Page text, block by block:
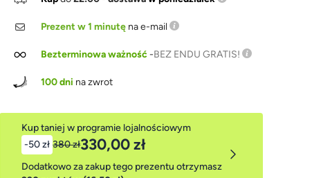
Prezent w 1 minutę na e-mail
Bezterminowa ważność-BEZ ENDU GRATIS!
100 dni na zwrot
Kup taniej w programie lojalnościowym
-50 zł 380 zł330,00 zł
Dodatkowo za zakup tego prezentu otrzymasz